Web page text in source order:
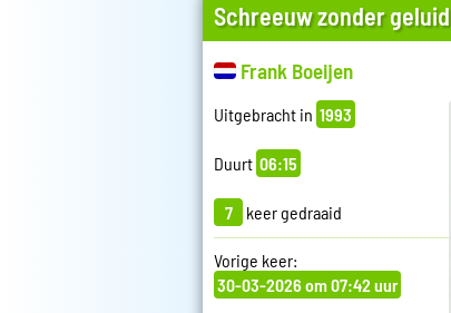
Schreeuw zonder geluid
Frank Boeijen
Uitgebracht in 1993
Duurt 06:15
7 keer gedraaid
Vorige keer:
30-03-2026 om 07:42 uur